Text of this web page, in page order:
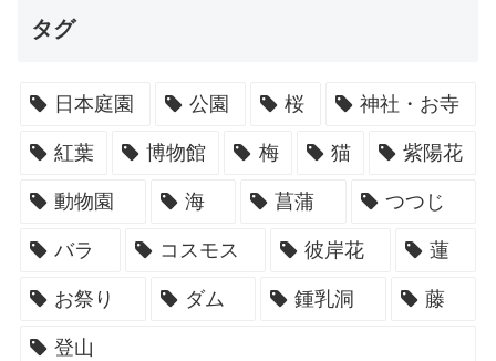
タグ
日本庭園 公園 桜 神社・お寺
紅葉 博物館 梅 猫 紫陽花
動物園 海 菖蒲 つつじ
バラ コスモス 彼岸花 蓮
お祭り ダム 鍾乳洞 藤
登山